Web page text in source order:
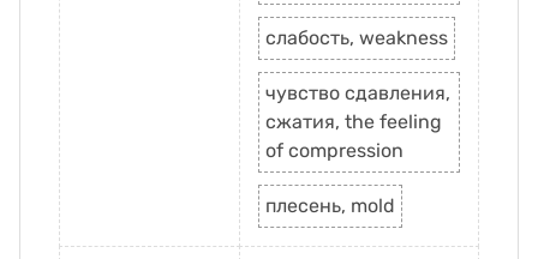
слабость, weakness
чувство сдавления,
сжатия, the feeling
of compression
плесень, mold